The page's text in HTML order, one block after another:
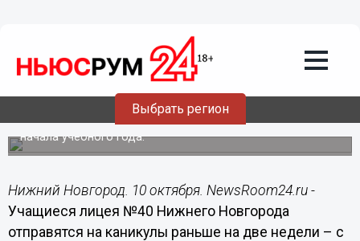
Выбрать регион
10.10.202016:35
Нижегородский лицей №40 отправили
на каникулы из-за коронавируса
Учащихся отправили отдыхать через 1,5 месяца после
начала учебного года.
Нижний Новгород. 10 октября. NewsRoom24.ru -
Учащиеся лицея №40 Нижнего Новгорода
отправятся на каникулы раньше на две недели – с